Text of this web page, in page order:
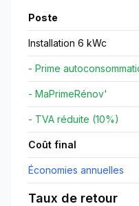
Poste
Installation 6 kWc
- Prime
- MaPrimeRénov'
- TVA réduite (10%)
Coût final
Économies annuelles
Taux de retour